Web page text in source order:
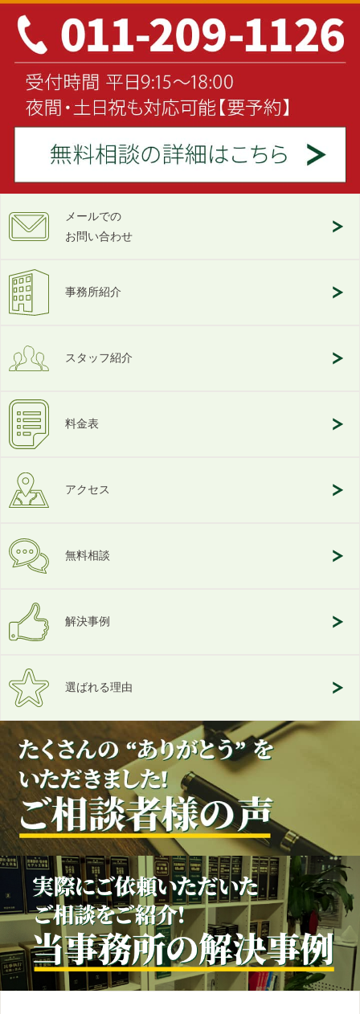
メールでの
お問い合わせ
事務所紹介
スタッフ紹介
料金表
アクセス
無料相談
解決事例
選ばれる理由